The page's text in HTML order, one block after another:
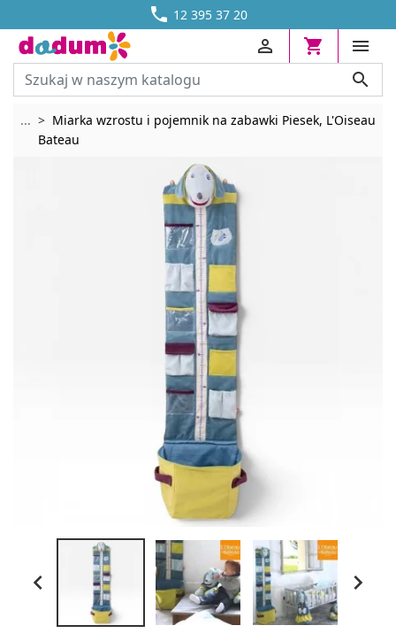
 12 395 37 20
DOSTAWA OD 13,70 ZŁ





... Rozwiń breadcrumbs
Miarka wzrostu i pojemnik na zabawki Piesek, L'Oiseau
Bateau
 